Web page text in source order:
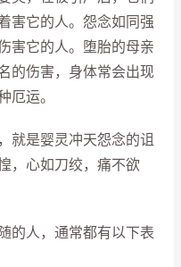
害它的人。怨念如同强
害它的人。堕胎的母亲
的伤害，身体常会出现
厄运。
是婴灵冲天怨念的诅
，心如刀绞，痛不欲
人，通常都有以下表